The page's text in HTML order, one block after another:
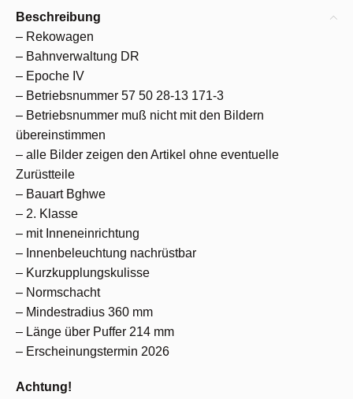
Beschreibung
– Rekowagen
– Bahnverwaltung DR
– Epoche IV
– Betriebsnummer 57 50 28-13 171-3
– Betriebsnummer muß nicht mit den Bildern
übereinstimmen
– alle Bilder zeigen den Artikel ohne eventuelle
Zurüstteile
– Bauart Bghwe
– 2. Klasse
– mit Inneneinrichtung
– Innenbeleuchtung nachrüstbar
– Kurzkupplungskulisse
– Normschacht
– Mindestradius 360 mm
– Länge über Puffer 214 mm
– Erscheinungstermin 2026
Achtung!